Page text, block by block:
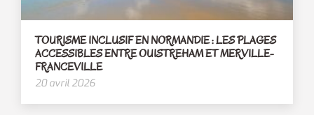
TOURISME INCLUSIF EN NORMANDIE : LES PLAGES
ACCESSIBLES ENTRE OUISTREHAM ET MERVILLE-
FRANCEVILLE
20 avril 2026